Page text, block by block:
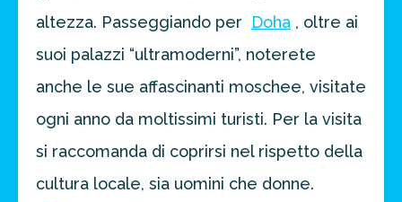
altezza. Passeggiando per
Doha , oltre ai
suoi palazzi “ultramoderni”, noterete
anche le sue affascinanti moschee, visitate
ogni anno da moltissimi turisti. Per la visita
si raccomanda di coprirsi nel rispetto della
cultura locale, sia uomini che donne.